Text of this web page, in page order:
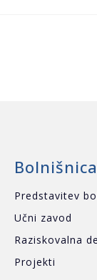
Predstavitev
Učni zavod
Raziskovalna
Projekti